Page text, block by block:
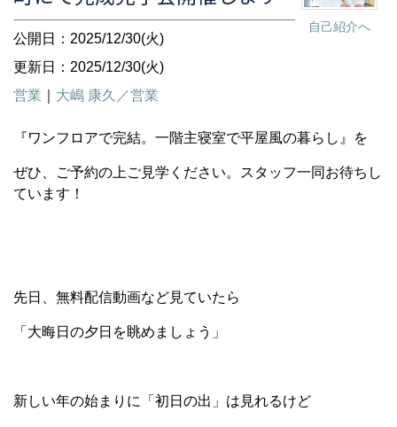
自己紹介へ
公開日：2025/12/30(火)
更新日：2025/12/30(火)
営業
大嶋 康久／営業
『ワンフロアで完結。一階主寝室で平屋風の暮らし』を
ぜひ、ご予約の上ご見学ください。スタッフ一同お待ちし
ています！
先日、無料配信動画など見ていたら
「大晦日の夕日を眺めましょう」
新しい年の始まりに「初日の出」は見れるけど